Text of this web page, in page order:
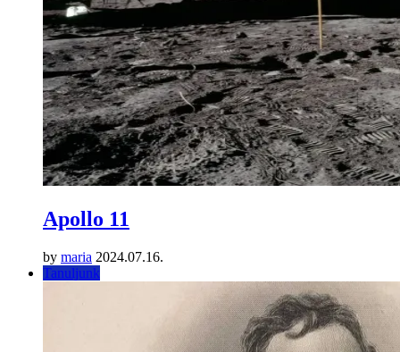
Apollo 11
by maria 2024.07.16.
Tanuljunk